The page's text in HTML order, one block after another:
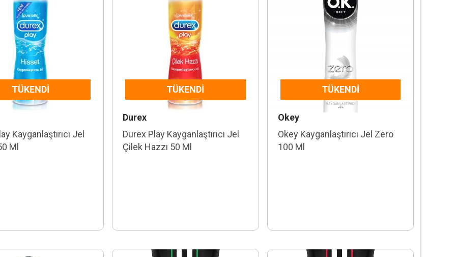
TÜKENDI
Kayganlaştırıcı Jel
Ml
TÜKENDI
Durex
Durex Play Kayganlaştırıcı Jel
Çilek Hazzı 50 Ml
TÜKENDI
Okey
Okey Kayganlaştırıcı Jel Zero
100 Ml